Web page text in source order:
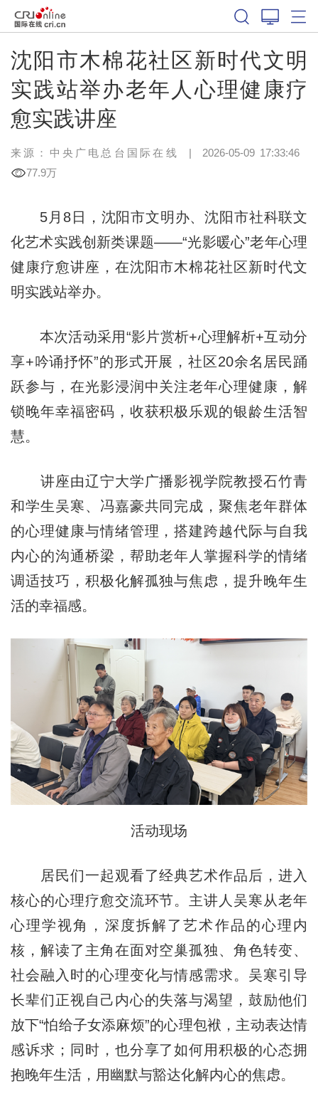
沈阳市木棉花社区新时代文明
实践站举办老年人心理健康疗
愈实践讲座
来源：中央广电总台国际在线 | 2026-05-09 17:33:46
77.9万
5月8日，沈阳市文明办、沈阳市社科联文
化艺术实践创新类课题——“光影暖心”老年心理
健康疗愈讲座，在沈阳市木棉花社区新时代文
明实践站举办。
本次活动采用“影片赏析+心理解析+互动分
享+吟诵抒怀”的形式开展，社区20余名居民踊
跃参与，在光影浸润中关注老年心理健康，解
锁晚年幸福密码，收获积极乐观的银龄生活智
慧。
讲座由辽宁大学广播影视学院教授石竹青
和学生吴寒、冯嘉豪共同完成，聚焦老年群体
的心理健康与情绪管理，搭建跨越代际与自我
内心的沟通桥梁，帮助老年人掌握科学的情绪
调适技巧，积极化解孤独与焦虑，提升晚年生
活的幸福感。
活动现场
居民们一起观看了经典艺术作品后，进入
核心的心理疗愈交流环节。主讲人吴寒从老年
心理学视角，深度拆解了艺术作品的心理内
核，解读了主角在面对空巢孤独、角色转变、
社会融入时的心理变化与情感需求。吴寒引导
长辈们正视自己内心的失落与渴望，鼓励他们
放下“怕给子女添麻烦”的心理包袱，主动表达情
感诉求；同时，也分享了如何用积极的心态拥
抱晚年生活，用幽默与豁达化解内心的焦虑。